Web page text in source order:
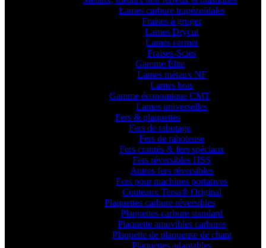
Lames carbure trapézoïdales
Fraises à gruger
Lames Drycut
Lames cermet
Fraises-Scies
Gamme Élite
Lames métaux NF
Lames bois
Gamme économique CMT
Lames universelles
Fers & plaquettes
Fers de rabotage
Fers de raboteuse
Fers crantés & fers spéciaux
Fers réversibles HSS
Autres fers réversibles
Fers pour machines portatives
Couteaux Tersa® Original
Plaquettes carbure réversibles
Plaquettes carbure standard
Plaquette amovibles carbures
Plaquette de plaqueuse de chant
Plaquettes adaptables